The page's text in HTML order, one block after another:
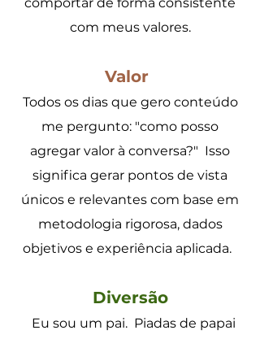
com meus valores.
Valor
Todos os dias que gero conteúdo
me pergunto: "como posso
agregar valor à conversa?" Isso
significa gerar pontos de vista
únicos e relevantes com base em
metodologia rigorosa, dados
objetivos e experiência aplicada.
Diversão
Eu sou um pai. Piadas de papai